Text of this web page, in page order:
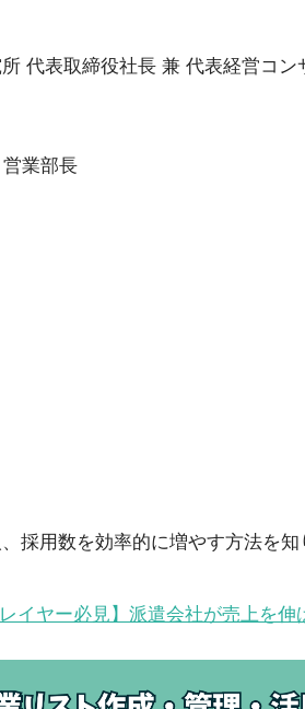
代表取締役社長 兼 代表経営コン
業部長
採用数を効率的に増やす方法を
イヤー必見】派遣会社が売上を伸